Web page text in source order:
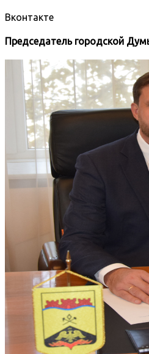
Вконтакте
Председатель городской